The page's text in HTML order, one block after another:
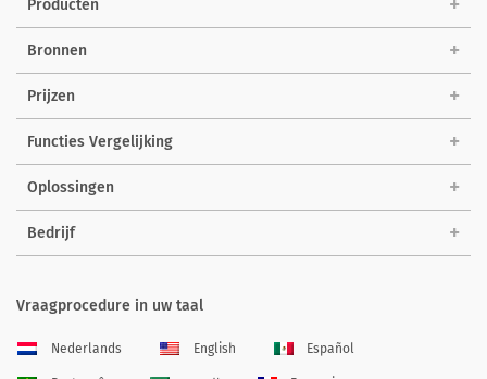
Producten
Bronnen
Prijzen
Functies Vergelijking
Oplossingen
Bedrijf
Vraagprocedure in uw taal
Nederlands English Español